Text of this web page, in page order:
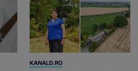
KANALD.RO